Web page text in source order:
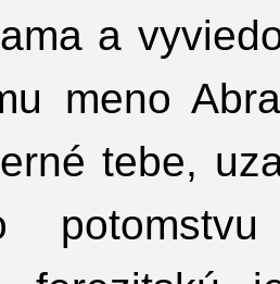
a
meno
tebe,
potomstvu